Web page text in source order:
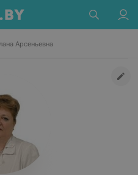
Арсеньевна